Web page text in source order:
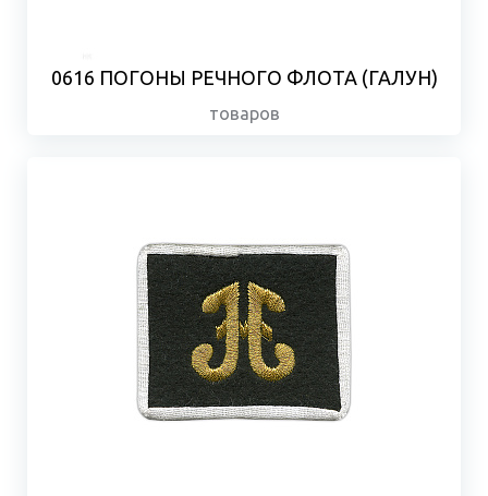
0616 ПОГОНЫ РЕЧНОГО ФЛОТА (ГАЛУН)
товаров